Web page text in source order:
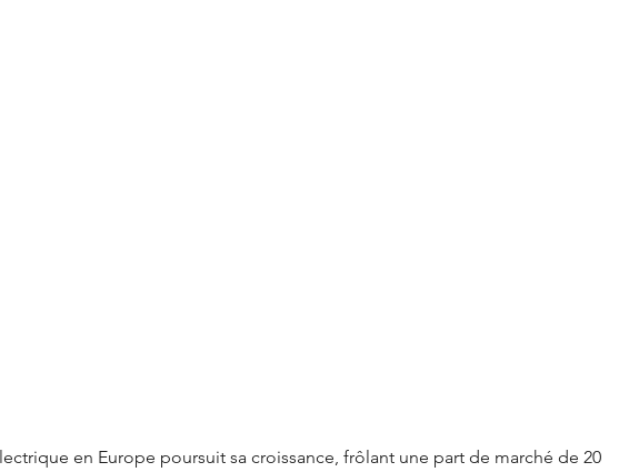
en Europe poursuit sa croissance, frôlant une part de marché de 20